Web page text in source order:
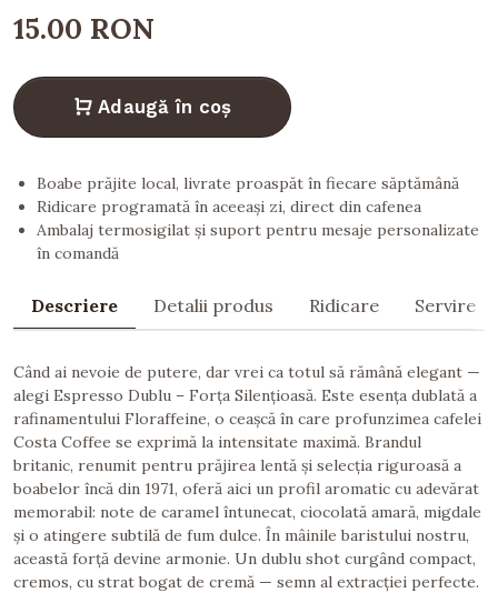
15.00 RON
Adaugă în coș
Boabe prăjite local, livrate proaspăt în fiecare săptămână
Ridicare programată în aceeași zi, direct din cafenea
Ambalaj termosigilat și suport pentru mesaje personalizate
în comandă
Descriere Detalii produs Ridicare Servire
Când ai nevoie de putere, dar vrei ca totul să rămână elegant —
alegi Espresso Dublu – Forța Silențioasă. Este esența dublată a
rafinamentului Floraffeine, o ceașcă în care profunzimea cafelei
Costa Coffee se exprimă la intensitate maximă. Brandul
britanic, renumit pentru prăjirea lentă și selecția riguroasă a
boabelor încă din 1971, oferă aici un profil aromatic cu adevărat
memorabil: note de caramel întunecat, ciocolată amară, migdale
și o atingere subtilă de fum dulce. În mâinile baristului nostru,
această forță devine armonie. Un dublu shot curgând compact,
cremos, cu strat bogat de cremă — semn al extracției perfecte.